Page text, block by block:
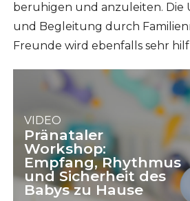
beruhigen und anzuleiten.
und Begleitung durch
Freunde wird ebenfalls sehr
VIDEO
Pränataler
Workshop:
Empfang, Rhythmus
und Sicherheit des
Babys zu Hause